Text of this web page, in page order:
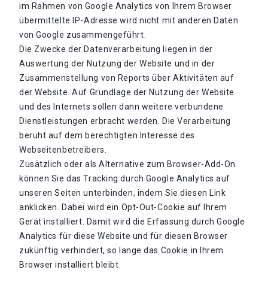
im Rahmen von Google Analytics von Ihrem Browser
übermittelte IP-Adresse wird nicht mit anderen Daten
von Google zusammengeführt.
Die Zwecke der Datenverarbeitung liegen in der
Auswertung der Nutzung der Website und in der
Zusammenstellung von Reports über Aktivitäten auf
der Website. Auf Grundlage der Nutzung der Website
und des Internets sollen dann weitere verbundene
Dienstleistungen erbracht werden. Die Verarbeitung
beruht auf dem berechtigten Interesse des
Webseitenbetreibers.
Zusätzlich oder als Alternative zum Browser-Add-On
können Sie das Tracking durch Google Analytics auf
unseren Seiten unterbinden, indem Sie diesen Link
anklicken. Dabei wird ein Opt-Out-Cookie auf Ihrem
Gerät installiert. Damit wird die Erfassung durch Google
Analytics für diese Website und für diesen Browser
zukünftig verhindert, so lange das Cookie in Ihrem
Browser installiert bleibt.